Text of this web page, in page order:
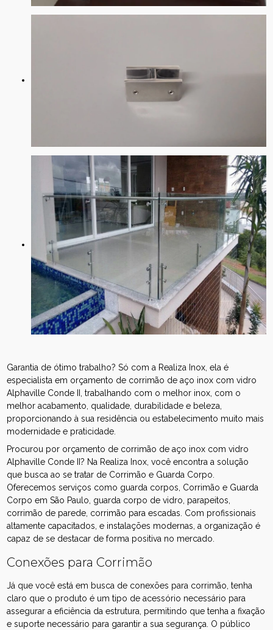
Garantia de ótimo trabalho? Só com a Realiza Inox, ela é
especialista em orçamento de corrimão de aço inox com vidro
Alphaville Conde II, trabalhando com o melhor inox, com o
melhor acabamento, qualidade, durabilidade e beleza,
proporcionando à sua residência ou estabelecimento muito mais
modernidade e praticidade.
Procurou por orçamento de corrimão de aço inox com vidro
Alphaville Conde II? Na Realiza Inox, você encontra a solução
que busca ao se tratar de Corrimão e Guarda Corpo.
Oferecemos serviços como guarda corpos, Corrimão e Guarda
Corpo em São Paulo, guarda corpo de vidro, parapeitos,
corrimão de parede, corrimão para escadas. Com profissionais
altamente capacitados, e instalações modernas, a organização é
capaz de se destacar de forma positiva no mercado.
Conexões para Corrimão
Já que você está em busca de conexões para corrimão, tenha
claro que o produto é um tipo de acessório necessário para
assegurar a eficiência da estrutura, permitindo que tenha a fixação
e suporte necessário para garantir a sua segurança. O público